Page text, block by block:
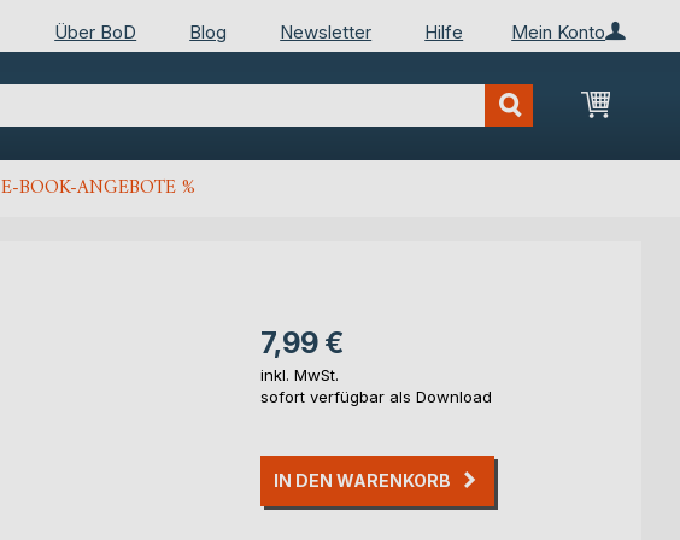
Mein Konto
Über BoD Blog Newsletter Hilfe
Mein
E-BOOK-ANGEBOTE %
7,99 €
inkl. MwSt.
sofort verfügbar als Download
IN DEN WARENKORB